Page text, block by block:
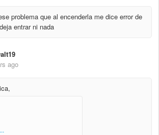
problema que al encenderla me dice error de
entrar ni nada
ago